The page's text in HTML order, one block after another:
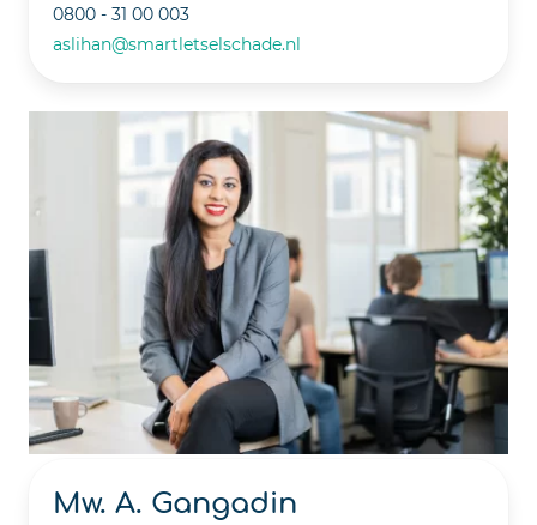
0800 - 31 00 003
aslihan@smartletselschade.nl
Mw. A. Gangadin